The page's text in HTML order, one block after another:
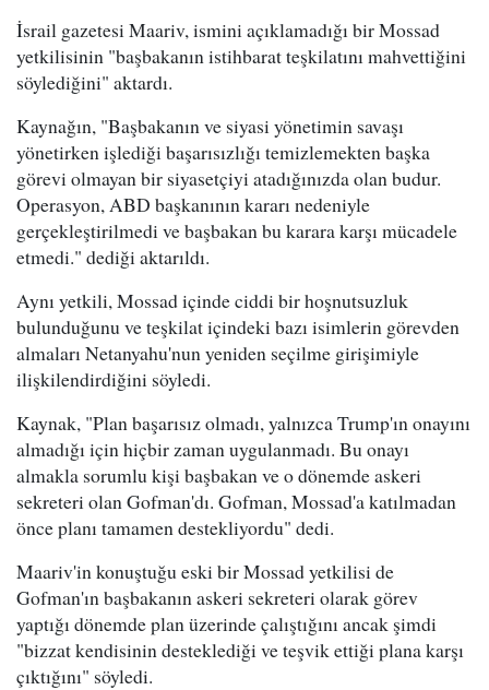
İsrail gazetesi Maariv, ismini açıklamadığı bir Mossad
yetkilisinin "başbakanın istihbarat teşkilatını mahvettiğini
söylediğini" aktardı.
Kaynağın, "Başbakanın ve siyasi yönetimin savaşı
yönetirken işlediği başarısızlığı temizlemekten başka
görevi olmayan bir siyasetçiyi atadığınızda olan budur.
Operasyon, ABD başkanının kararı nedeniyle
gerçekleştirilmedi ve başbakan bu karara karşı mücadele
etmedi." dediği aktarıldı.
Aynı yetkili, Mossad içinde ciddi bir hoşnutsuzluk
bulunduğunu ve teşkilat içindeki bazı isimlerin görevden
almaları Netanyahu'nun yeniden seçilme girişimiyle
ilişkilendirdiğini söyledi.
Kaynak, "Plan başarısız olmadı, yalnızca Trump'ın onayını
almadığı için hiçbir zaman uygulanmadı. Bu onayı
almakla sorumlu kişi başbakan ve o dönemde askeri
sekreteri olan Gofman'dı. Gofman, Mossad'a katılmadan
önce planı tamamen destekliyordu" dedi.
Maariv'in konuştuğu eski bir Mossad yetkilisi de
Gofman'ın başbakanın askeri sekreteri olarak görev
yaptığı dönemde plan üzerinde çalıştığını ancak şimdi
"bizzat kendisinin desteklediği ve teşvik ettiği plana karşı
çıktığını" söyledi.